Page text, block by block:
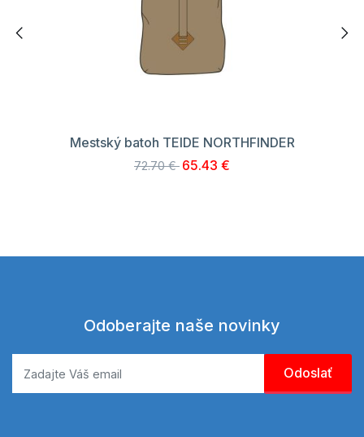
Mestský batoh TEIDE NORTHFINDER
72.70 € 65.43 €
Odoberajte naše novinky